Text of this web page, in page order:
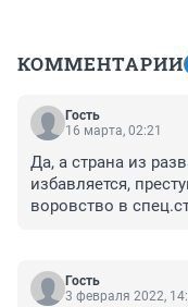
КОММЕНТАРИИ
Гость
16 марта, 02:21
Да, а страна из
избавляется,
воровство в
Гость
3 февраля 2022,